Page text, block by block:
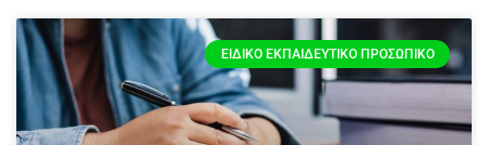
ΕΙΔΙΚΌ ΕΚΠΑΙΔΕΥΤΙΚΌ ΠΡΟΣΩΠΙΚΌ